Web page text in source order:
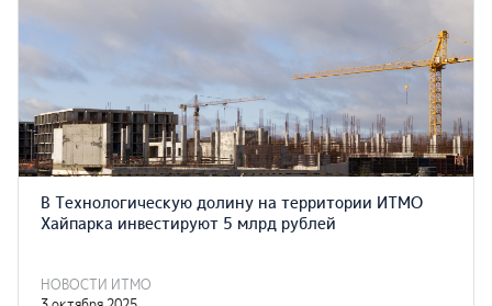
В Технологическую долину на территории ИТМО
Хайпарка инвестируют 5 млрд рублей
НОВОСТИ ИТМО